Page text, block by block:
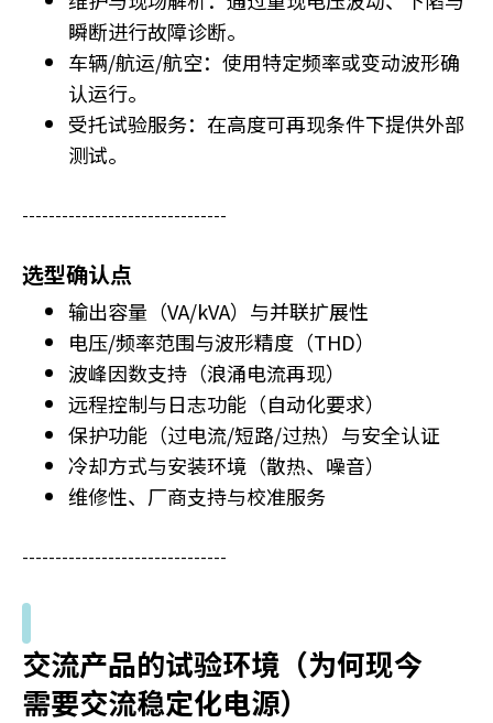
瞬断进行故障诊断。
车辆/航运/航空：使用特定频率或变动波形确
认运行。
受托试验服务：在高度可再现条件下提供外部
测试。
-------------------------------
选型确认点
输出容量（VA/kVA）与并联扩展性
电压/频率范围与波形精度（THD）
波峰因数支持（浪涌电流再现）
远程控制与日志功能（自动化要求）
保护功能（过电流/短路/过热）与安全认证
冷却方式与安装环境（散热、噪音）
维修性、厂商支持与校准服务
-------------------------------
交流产品的试验环境（为何现今
需要交流稳定化电源）